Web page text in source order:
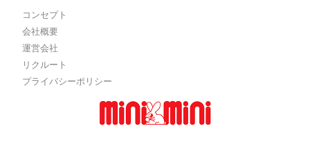
コンセプト
会社概要
運営会社
リクルート
プライバシーポリシー